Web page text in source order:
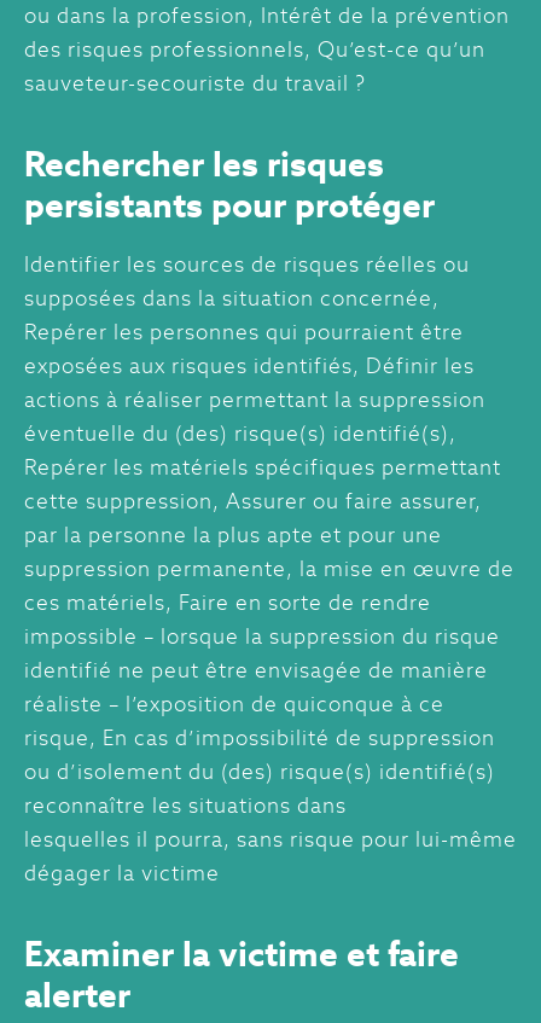
ou dans la profession, Intérêt de la prévention
des risques professionnels, Qu’est-ce qu’un
sauveteur-secouriste du travail ?
Rechercher les risques
persistants pour protéger
Identifier les sources de risques réelles ou
supposées dans la situation concernée,
Repérer les personnes qui pourraient être
exposées aux risques identifiés, Définir les
actions à réaliser permettant la suppression
éventuelle du (des) risque(s) identifié(s),
Repérer les matériels spécifiques permettant
cette suppression, Assurer ou faire assurer,
par la personne la plus apte et pour une
suppression permanente, la mise en œuvre de
ces matériels, Faire en sorte de rendre
impossible – lorsque la suppression du risque
identifié ne peut être envisagée de manière
réaliste – l’exposition de quiconque à ce
risque, En cas d’impossibilité de suppression
ou d’isolement du (des) risque(s) identifié(s)
reconnaître les situations dans
lesquelles il pourra, sans risque pour lui-même
dégager la victime
Examiner la victime et faire
alerter